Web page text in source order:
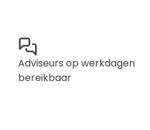
Adviseurs op werkdagen
bereikbaar